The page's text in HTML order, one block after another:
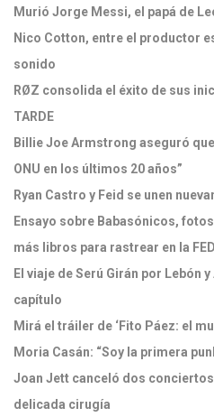
Murió Jorge Messi, el papá de
Nico Cotton, entre el productor
sonido
RØZ consolida el éxito de sus
TARDE
Billie Joe Armstrong aseguró
ONU en los últimos 20 años”
Ryan Castro y Feid se unen
Ensayo sobre Babasónicos,
más libros para rastrear en la
El viaje de Serú Girán por Lebón
capítulo
Mirá el tráiler de ‘Fito Páez: el
Moria Casán: “Soy la primera
Joan Jett canceló dos
delicada cirugía